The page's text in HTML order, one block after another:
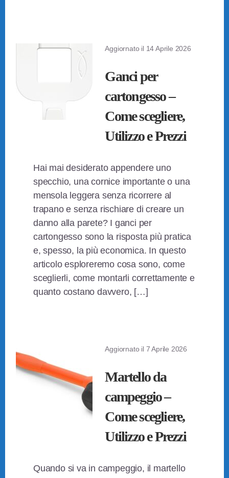
Aggiornato il 14 Aprile 2026
Ganci per
cartongesso –
Come scegliere,
Utilizzo e Prezzi
Hai mai desiderato appendere uno
specchio, una cornice importante o una
mensola leggera senza ricorrere al
trapano e senza rischiare di creare un
danno alla parete? I ganci per
cartongesso sono la risposta più pratica
e, spesso, la più economica. In questo
articolo esploreremo cosa sono, come
sceglierli, come montarli correttamente e
quanto costano davvero, […]
Aggiornato il 7 Aprile 2026
Martello da
campeggio –
Come scegliere,
Utilizzo e Prezzi
Quando si va in campeggio, il martello